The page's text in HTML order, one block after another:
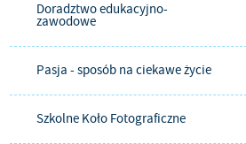
Doradztwo edukacyjno-
zawodowe
Pasja - sposób na ciekawe życie
Szkolne Koło Fotograficzne